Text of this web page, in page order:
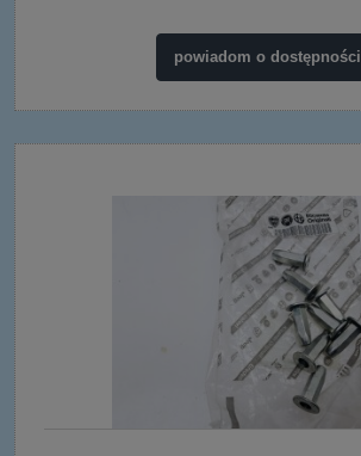
powiadom o dostępności